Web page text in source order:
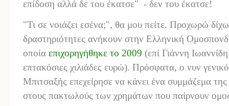
επίδοση αλλά δε του έκατσε" - δεν του έκατσε!
"Τι σε νοιάζει εσένα;", θα μου πείτε. Προχωρώ
δραστηριότητες ανήκουν στην Ελληνική
οποία επιχορηγήθηκε το 2009 (επί Γιάννη
επτακόσιες χιλιάδες ευρώ). Πρόσφατα, ο νυν
Μπιτσαξής επεχείρησε να κάνει ένα συμμάζεμα
στους πακτωλούς των χρημάτων που παίρνουν